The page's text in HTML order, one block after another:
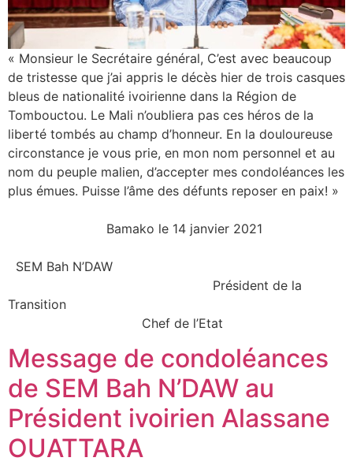
« Monsieur le Secrétaire général, C’est avec beaucoup
de tristesse que j’ai appris le décès hier de trois casques
bleus de nationalité ivoirienne dans la Région de
Tombouctou. Le Mali n’oubliera pas ces héros de la
liberté tombés au champ d’honneur. En la douloureuse
circonstance je vous prie, en mon nom personnel et au
nom du peuple malien, d’accepter mes condoléances les
plus émues. Puisse l’âme des défunts reposer en paix! »
Bamako le 14 janvier 2021
SEM Bah N’DAW
Président de la
Transition
Chef de l’Etat
Message de condoléances
de SEM Bah N’DAW au
Président ivoirien Alassane
OUATTARA